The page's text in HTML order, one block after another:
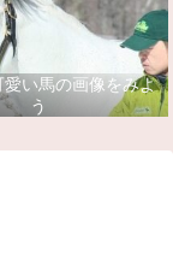
愛い馬の画像をみよ
う